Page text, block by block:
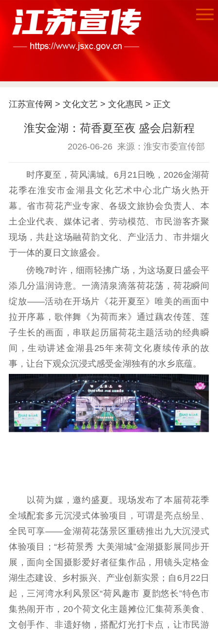
江苏要闻
公示公告
信息公开年度报
告
政策法规
工作动态
理论武装
哲学社科
社科强省 工作通知
成果集萃
江苏文脉
资料下载
新闻宣传
主题宣传 对外宣传
新闻发布
记者之家
品牌栏目
文化文艺
精品生产 文化惠民
文化传承
文明创建 文明实践
文明培育
先进典型
社会宣传
思想政治教育 爱国主义教育
全民国防教育
红色资源保护利
用
新闻出版
江苏宣传网 > 文化文艺> 文化惠民 > 正文
淮安金湖：荷香夏至夜 盛会启新程
2026-06-26 来源：淮安市委宣传部
时序夏至，荷风满城。6月21日晚，2026金湖荷
花季在淮安市金湖县文化艺术中心北广场火热开
幕。省市荷花产业专家、各级文旅协会负责人、本
土企业代表、媒体记者、劳动模范、市民游客齐聚
现场，共赴这场融荷韵文化、产业活力、市井烟火
于一体的夏日文旅盛会。
傍晚7时许，细雨轻拂广场，为这场夏日盛会平
添几分温润诗意。一滴清泉滴落荷花荡，荷花瞬间
绽放——活动在开场片《花开夏至》唯美的画面中
拉开序幕，歌伴舞《为荷而来》通过藕农传莲、莲
子生长的画面，串联起历届荷花主题活动的经典瞬
间，生动讲述金湖县25年来荷文化赓续传承的故
事，让台下观众沉浸式感受金湖独有的水乡底蕴。
以荷为媒，邀约盛夏。现场发布了本届荷花季
全域配套多元沉浸式体验项目，可谓是亮点纷呈、
全民可享——金湖荷花荡景区重磅推出九大沉浸式
体验项目；“杉荷景秀 大美湖城”金湖摄影展同步开
展，面向全国摄影爱好者征集作品，用镜头定格金
湖生态建设、乡村振兴、产业创新实景；自6月22日
起，三河湾水利风景区“荷风趣市 夏韵悠长”特色市
集热闹开市，20个荷文化主题摊位汇集荷系美食、
文创手作、非遗好物，搭配灯光打卡点，让市民游